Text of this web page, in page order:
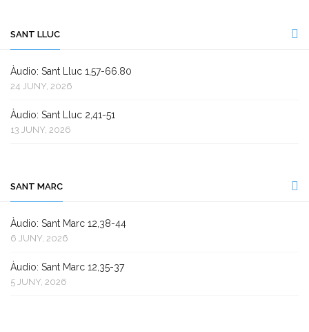
SANT LLUC
Àudio: Sant Lluc 1,57-66.80
24 JUNY, 2026
Àudio: Sant Lluc 2,41-51
13 JUNY, 2026
SANT MARC
Àudio: Sant Marc 12,38-44
6 JUNY, 2026
Àudio: Sant Marc 12,35-37
5 JUNY, 2026